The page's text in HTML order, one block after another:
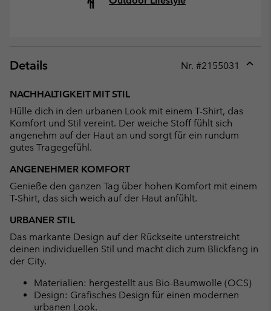
Details Nr. #2155031
NACHHALTIGKEIT MIT STIL
Hülle dich in den urbanen Look mit einem T-Shirt, das
Komfort und Stil vereint. Der weiche Stoff fühlt sich
angenehm auf der Haut an und sorgt für ein rundum
gutes Tragegefühl.
ANGENEHMER KOMFORT
Genieße den ganzen Tag über hohen Komfort mit einem
T-Shirt, das sich weich auf der Haut anfühlt.
URBANER STIL
Das markante Design auf der Rückseite unterstreicht
deinen individuellen Stil und macht dich zum Blickfang in
der City.
Materialien: hergestellt aus Bio-Baumwolle (OCS)
Design: Grafisches Design für einen modernen
urbanen Look.